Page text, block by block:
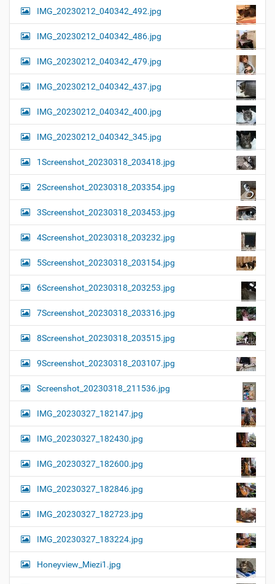
IMG_20230212_040342_492.jpg
IMG_20230212_040342_486.jpg
IMG_20230212_040342_479.jpg
IMG_20230212_040342_437.jpg
IMG_20230212_040342_400.jpg
IMG_20230212_040342_345.jpg
1Screenshot_20230318_203418.jpg
2Screenshot_20230318_203354.jpg
3Screenshot_20230318_203453.jpg
4Screenshot_20230318_203232.jpg
5Screenshot_20230318_203154.jpg
6Screenshot_20230318_203253.jpg
7Screenshot_20230318_203316.jpg
8Screenshot_20230318_203515.jpg
9Screenshot_20230318_203107.jpg
Screenshot_20230318_211536.jpg
IMG_20230327_182147.jpg
IMG_20230327_182430.jpg
IMG_20230327_182600.jpg
IMG_20230327_182846.jpg
IMG_20230327_182723.jpg
IMG_20230327_183224.jpg
Honeyview_Miezi1.jpg